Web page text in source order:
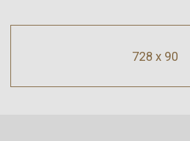
728 x 90